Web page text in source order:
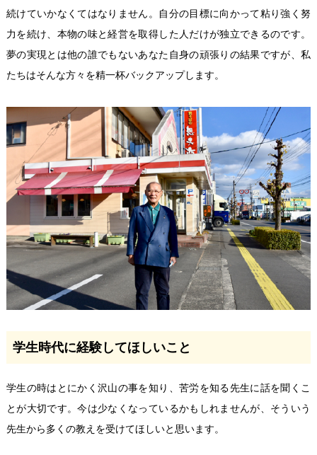
続けていかなくてはなりません。自分の目標に向かって粘り強く努
力を続け、本物の味と経営を取得した人だけが独立できるのです。
夢の実現とは他の誰でもないあなた自身の頑張りの結果ですが、私
たちはそんな方々を精一杯バックアップします。
学生時代に経験してほしいこと
学生の時はとにかく沢山の事を知り、苦労を知る先生に話を聞くこ
とが大切です。今は少なくなっているかもしれませんが、そういう
先生から多くの教えを受けてほしいと思います。